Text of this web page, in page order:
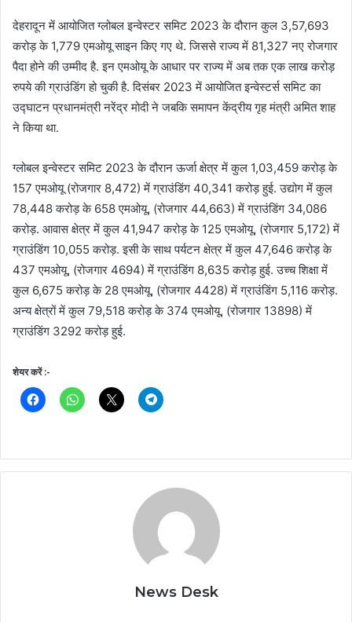
देहरादून में आयोजित ग्लोबल इन्वेस्टर समिट 2023 के दौरान कुल 3,57,693
करोड़ के 1,779 एमओयू साइन किए गए थे. जिससे राज्य में 81,327 नए रोजगार
पैदा होने की उम्मीद है. इन एमओयू के आधार पर राज्य में अब तक एक लाख करोड़
रुपये की ग्राउंडिंग हो चुकी है. दिसंबर 2023 में आयोजित इन्वेस्टर्स समिट का
उद्घाटन प्रधानमंत्री नरेंद्र मोदी ने जबकि समापन केंद्रीय गृह मंत्री अमित शाह
ने किया था.
ग्लोबल इन्वेस्टर समिट 2023 के दौरान ऊर्जा क्षेत्र में कुल 1,03,459 करोड़ के
157 एमओयू (रोजगार 8,472) में ग्राउंडिंग 40,341 करोड़ हुई. उद्योग में कुल
78,448 करोड़ के 658 एमओयू, (रोजगार 44,663) में ग्राउंडिंग 34,086
करोड़. आवास क्षेत्र में कुल 41,947 करोड़ के 125 एमओयू, (रोजगार 5,172) में
ग्राउंडिंग 10,055 करोड़. इसी के साथ पर्यटन क्षेत्र में कुल 47,646 करोड़ के
437 एमओयू, (रोजगार 4694) में ग्राउंडिंग 8,635 करोड़ हुई. उच्च शिक्षा में
कुल 6,675 करोड़ के 28 एमओयू, (रोजगार 4428) में ग्राउंडिंग 5,116 करोड़.
अन्य क्षेत्रों में कुल 79,518 करोड़ के 374 एमओयू, (रोजगार 13898) में
ग्राउंडिंग 3292 करोड़ हुई.
शेयर करें :-
News Desk